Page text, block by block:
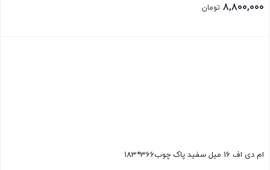
۸,۸۰۰,۰۰۰ تومان
ام دی اف 16 میل سفید پاک چوب366*183